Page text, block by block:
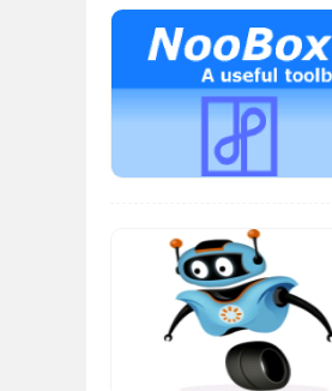
图图搜衣插件官网